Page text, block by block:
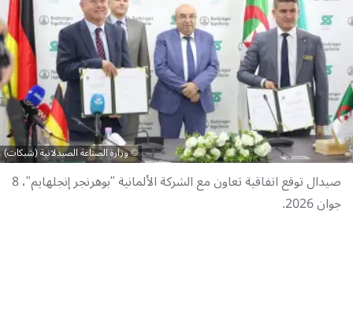
وزارة الصناعة الصيدلانية (شبكات)
صيدال توقع اتفاقية تعاون مع الشركة الألمانية "بوهرنجر إنجلهايم"، 8
جوان 2026.